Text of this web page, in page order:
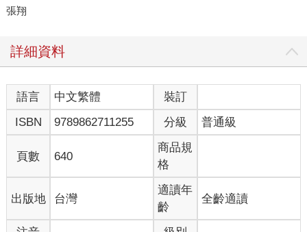
張翔
詳細資料
語言 中文繁體
裝訂
ISBN
9789862711255 分級 普通級
頁數 640
商品規
格
出版地 台灣
適讀年
齡
全齡適讀